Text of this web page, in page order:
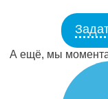
А ещё, мы